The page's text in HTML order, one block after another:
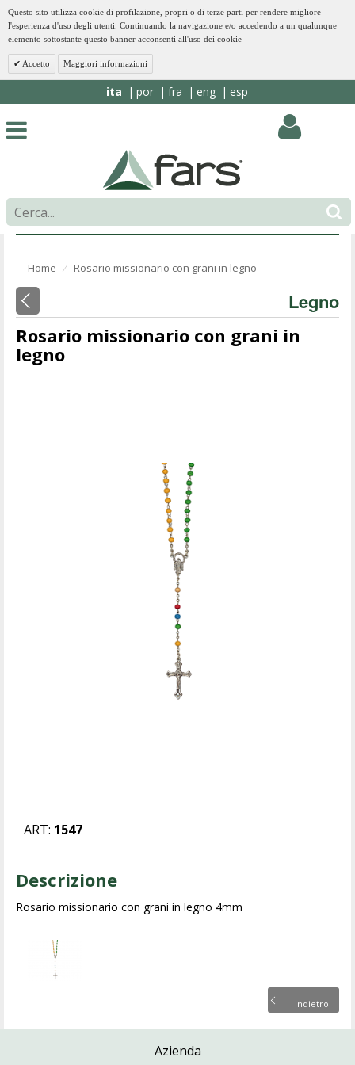
Questo sito utilizza cookie di profilazione, propri o di terze parti per rendere migliore
l'esperienza d'uso degli utenti. Continuando la navigazione e/o accedendo a un qualunque
elemento sottostante questo banner acconsenti all'uso dei cookie
Accetto Maggiori informazioni
ita por fra eng esp
Home ⁄ Rosario missionario con grani in legno
Legno
Rosario missionario con grani in
legno
ART: 1547
Descrizione
Rosario missionario con grani in legno 4mm
Indietro
Azienda